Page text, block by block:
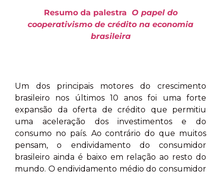
Resumo da palestra O papel do
cooperativismo de crédito na economia
brasileira
Um dos principais motores do crescimento
brasileiro nos últimos 10 anos foi uma forte
expansão da oferta de crédito que permitiu
uma aceleração dos investimentos e do
consumo no país. Ao contrário do que muitos
pensam, o endividamento do consumidor
brasileiro ainda é baixo em relação ao resto do
mundo. O endividamento médio do consumidor